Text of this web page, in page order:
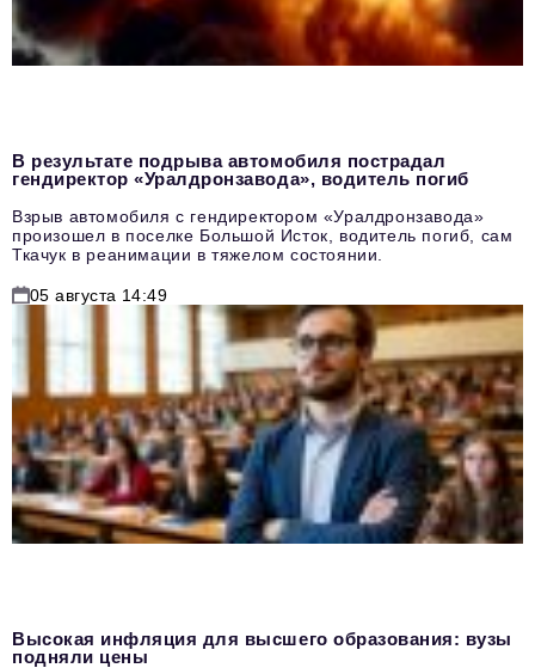
В результате подрыва автомобиля пострадал
гендиректор «Уралдронзавода», водитель погиб
Взрыв автомобиля с гендиректором «Уралдронзавода»
произошел в поселке Большой Исток, водитель погиб, сам
Ткачук в реанимации в тяжелом состоянии.
05 августа 14:49
Высокая инфляция для высшего образования: вузы
подняли цены